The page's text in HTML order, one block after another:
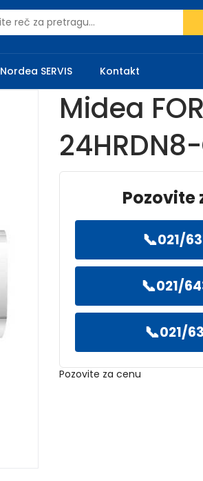
Nordea SERVIS Kontakt
Midea
Pozovite
📞021/
📞021/
📞021/
Pozovite za cenu